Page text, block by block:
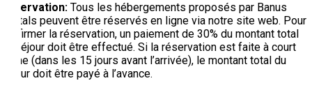
Réservation: Tous les hébergements proposés par Banus
Rentals peuvent être réservés en ligne via notre site web. Pour
confirmer la réservation, un paiement de 30% du montant total
du séjour doit être effectué. Si la réservation est faite à court
terme (dans les 15 jours avant l’arrivée), le montant total du
séjour doit être payé à l’avance.